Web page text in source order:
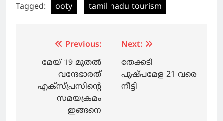
Tagged: ooty tamil nadu tourism
navigation
Previous:
മേയ് 19 മുതല്‍
വന്ദേഭാരത്
എക്‌സ്പ്രസിന്റെ
സമയക്രമം
ഇങ്ങനെ
Next:
തേക്കടി
പുഷ്പമേള 21 വരെ
നീട്ടി